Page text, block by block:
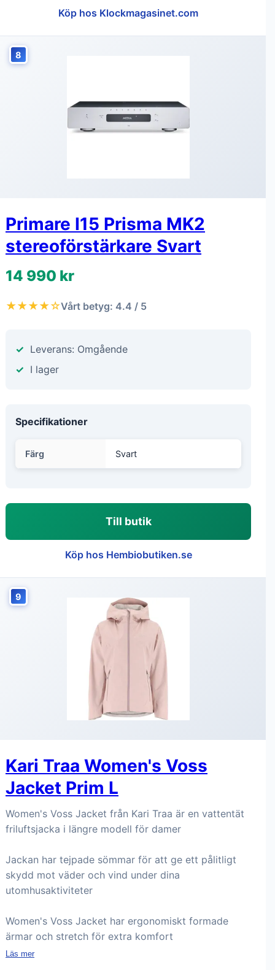
Köp hos Klockmagasinet.com
8
Primare I15 Prisma MK2
stereoförstärkare Svart
14 990 kr
★★★★☆Vårt betyg: 4.4 / 5
Leverans: Omgående
I lager
Specifikationer
Färg Svart
Till butik
Köp hos Hembiobutiken.se
9
Kari Traa Women's Voss
Jacket Prim L
Women's Voss Jacket från Kari Traa är en vattentät
friluftsjacka i längre modell för damer
Jackan har tejpade sömmar för att ge ett pålitligt
skydd mot väder och vind under dina
utomhusaktiviteter
Women's Voss Jacket har ergonomiskt formade
ärmar och stretch för extra komfort
Läs mer